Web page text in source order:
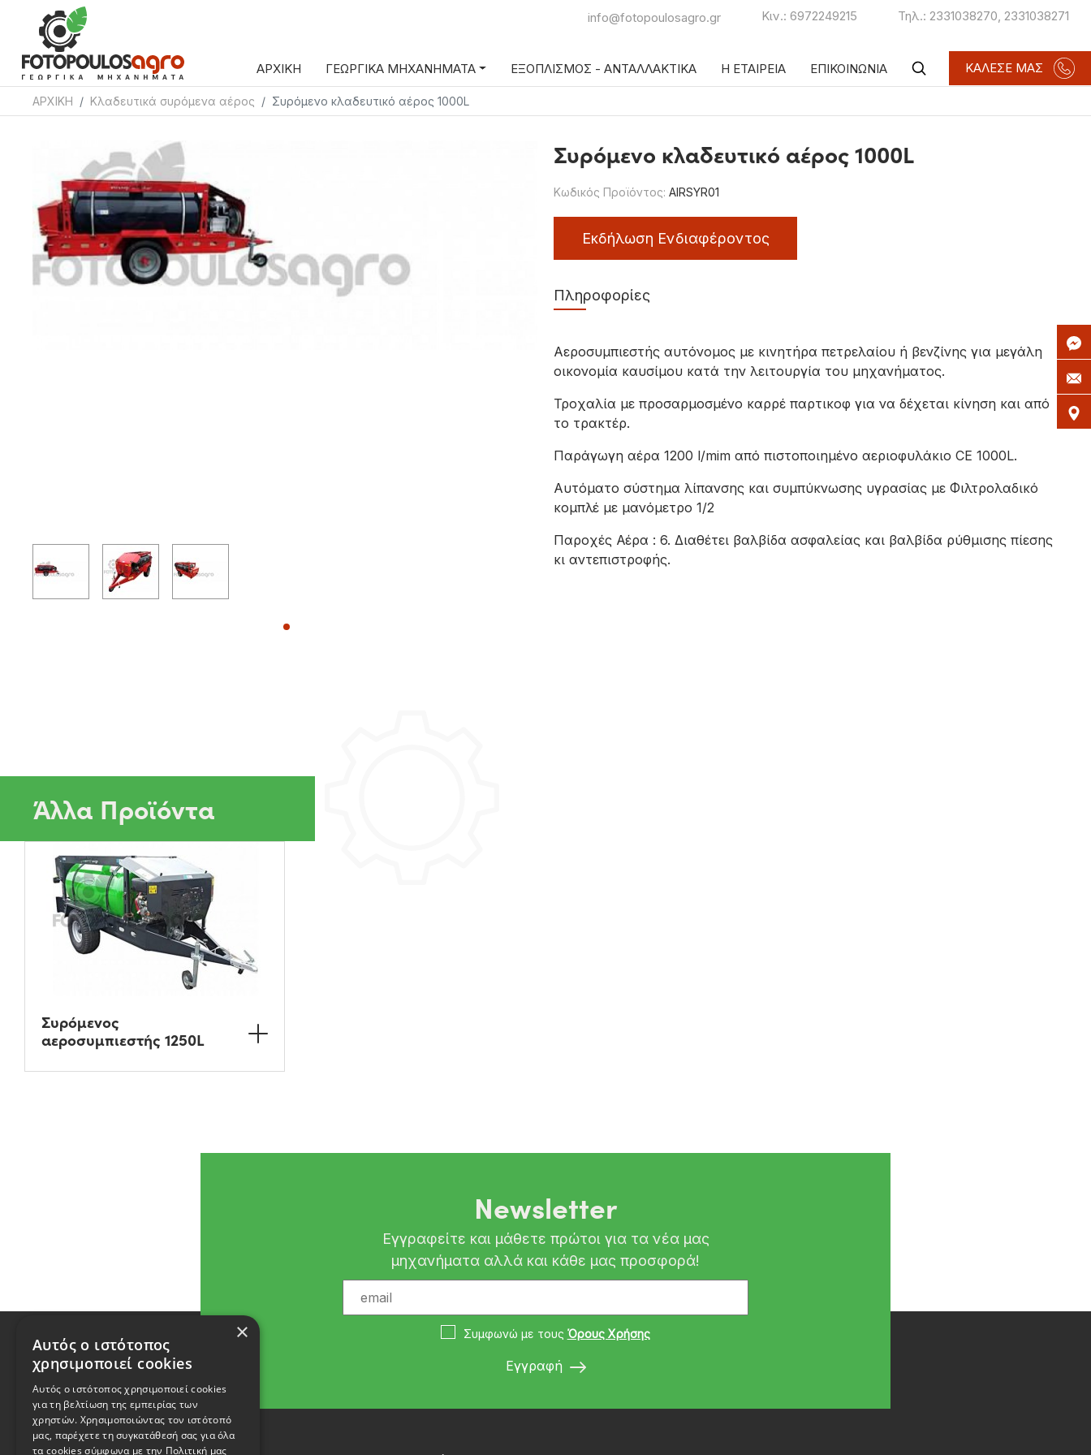
info@fotopoulosagro.gr Κιν.:6972249215 Τηλ.:2331038270,2331038271
ΑΡΧΙΚΗ ΓΕΩΡΓΙΚΑ ΜΗΧΑΝΗΜΑΤΑ ΕΞΟΠΛΙΣΜΟΣ - ΑΝΤΑΛΛΑΚΤΙΚΑ Η ΕΤΑΙΡΕΙΑ ΕΠΙΚΟΙΝΩΝΙΑ ΚΑΛΕΣΕ ΜΑΣ
ΑΡΧΙΚΗ Κλαδευτικά συρόμενα αέρος Συρόμενο κλαδευτικό αέρος 1000L
Συρόμενο κλαδευτικό αέρος 1000L
Κωδικός Προϊόντος: AIRSYR01
Εκδήλωση Ενδιαφέροντος
Πληροφορίες
Αεροσυμπιεστής αυτόνομος με κινητήρα πετρελαίου ή βενζίνης για μεγάλη
οικονομία καυσίμου κατά την λειτουργία του μηχανήματος.
Τροχαλία με προσαρμοσμένο καρρέ παρτικοφ για να δέχεται κίνηση και από
το τρακτέρ.
Παράγωγη αέρα 1200 l/mim από πιστοποιημένο αεριοφυλάκιο CE 1000L.
Αυτόματο σύστημα λίπανσης και συμπύκνωσης υγρασίας με Φιλτρολαδικό
κομπλέ με μανόμετρο 1/2
Παροχές Αέρα : 6. Διαθέτει βαλβίδα ασφαλείας και βαλβίδα ρύθμισης πίεσης
κι αντεπιστροφής.
Άλλα Προϊόντα
Συρόμενος
αεροσυμπιεστής 1250L
Newsletter
Εγγραφείτε και μάθετε πρώτοι για τα νέα μας
μηχανήματα αλλά και κάθε μας προσφορά!
Συμφωνώ με τους Όρους Χρήσης
Εγγραφή
×
Αυτός ο ιστότοπος
χρησιμοποιεί cookies
Αυτός ο ιστότοπος χρησιμοποιεί cookies
για τη βελτίωση της εμπειρίας των
χρηστών. Χρησιμοποιώντας τον ιστότοπό
μας, παρέχετε τη συγκατάθεσή σας για όλα
τα cookies σύμφωνα με την Πολιτική μας